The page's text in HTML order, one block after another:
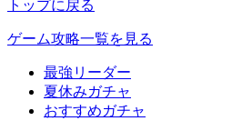
トップに戻る
ゲーム攻略一覧を見る
最強リーダー
夏休みガチャ
おすすめガチャ